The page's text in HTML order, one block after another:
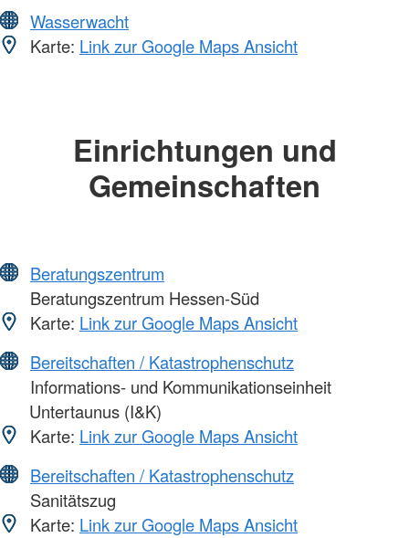
Wasserwacht
Karte: Link zur Google Maps Ansicht
Einrichtungen und
Gemeinschaften
Beratungszentrum
Beratungszentrum Hessen-Süd
Karte: Link zur Google Maps Ansicht
Bereitschaften / Katastrophenschutz
Informations- und Kommunikationseinheit
Untertaunus (I&K)
Karte: Link zur Google Maps Ansicht
Bereitschaften / Katastrophenschutz
Sanitätszug
Karte: Link zur Google Maps Ansicht